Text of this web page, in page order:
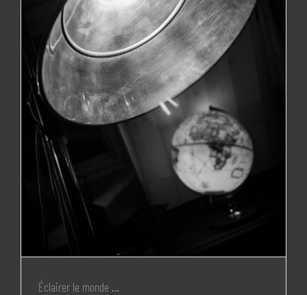
Éclairer le monde …